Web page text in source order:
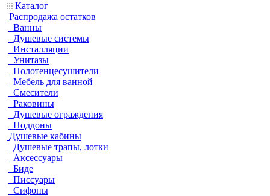
Каталог
Распродажа остатков
Ванны
Душевые системы
Инсталляции
Унитазы
Полотенцесушители
Мебель для ванной
Смесители
Раковины
Душевые ограждения
Поддоны
Душевые кабины
Душевые трапы, лотки
Аксессуары
Биде
Писсуары
Сифоны